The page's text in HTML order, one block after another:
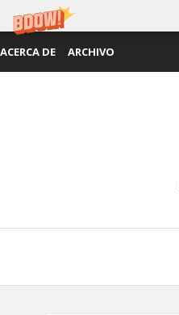
ACERCA DE ARCHIVO